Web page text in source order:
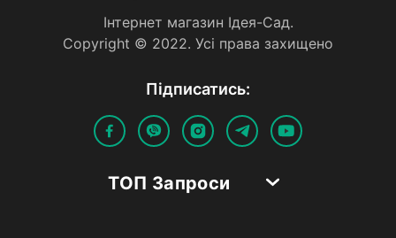
Iнтернет магазин Iдея-Сад.
Copyright © 2022. Усi права захищено
Пiдписатись:
ТОП Запроси